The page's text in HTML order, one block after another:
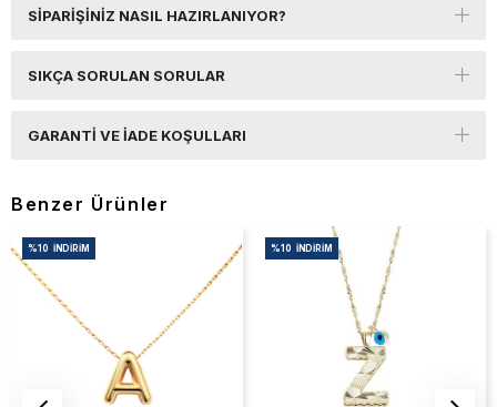
SIPARIŞINIZ NASIL HAZIRLANIYOR?
SIKÇA SORULAN SORULAR
GARANTI VE İADE KOŞULLARI
Benzer Ürünler
%10 İNDIRIM %10 İNDIRIM